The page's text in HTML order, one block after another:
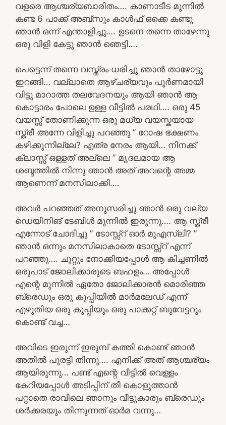
വളരെ ആശ്ചര്യബാരിതം…. കാണാടീട മുന്നിൽ
കണ്ട 6 പാക്ക് അബ്സും കാൾഫ് ഒക്കെ കണ്ടു
ഞാൻ ഒന്ന് എന്താളിച്ചു…. ഉടനെ തന്നെ താഴേന്നു
ഒരു വിളി കേട്ടു ഞാൻ ഞെട്ടി….
പെട്ടെന്ന് തന്നെ വസ്ത്രം ധരിച്ചു ഞാൻ താഴോട്ടു
ഇറങ്ങി… വല്ലാതെ ആഴ്ചര്യവും പൂർണമായി
വിട്ടു മാറാത്ത തലവേദനയും ആയി ഞാൻ ആ
കൊട്ടാരം പോലെ ഉള്ള വീട്ടിൽ പരഥി…. ഒരു 45
വയസ്സ് തോണിക്കുന്ന ഒരു മധ്യ വയസ്കയായ
സ്ത്രീ അന്നേ വിളിച്ചു പറഞ്ഞു ” റോഷ ഭക്ഷണം
കഴിക്കുന്നില്ലേ? എത്ര നേരം ആയി… നിനക്ക്
ക്ലാസ്സ്‌ ഒള്ളത് അല്ലെ ” മൃദലമായ ആ
ശബ്ദത്തിൽ നിന്നു ഞാൻ അത് അവന്റെ അമ്മ
ആണെന്ന് മനസിലാക്കി….
അവർ പറഞ്ഞത് അനുസരിച്ചു ഞാൻ ഒരു വല്യ
ഡെയിനിങ് ടേബിൾ മുന്നിൽ ഇരുന്നു…. ആ സ്ത്രീ
എന്നോട് ചോദിച്ചു ” ടോസ്സ്റ് ഓർ മുഎസ്‌ലി? ”
ഞാൻ ഒന്നും മനസിലാകാതെ ടോസ്സ്റ് എന്ന്
പറഞ്ഞു…. ചുറ്റും നോക്കിയപ്പോൾ ആ കിച്ചണിൽ
ഒരുപാട് ജോലിക്കാരുടെ ബഹളം… അപ്പോൾ
എന്റെ മുന്നിൽ ഏതോ ജോലിക്കാരൻ മൊരിഞ്ഞ
ബ്രെഡും ഒരു കുപ്പിയിൽ മാർമലേഡ് എന്ന്
എഴുതിയ ഒരു കുപ്പിയും ഒരു പാക്കറ്റ് ബുവേട്ടറും
കൊണ്ട് വച്ച…
അവിടെ ഇരുന്ന് ഇരുമ്പ് കത്തി കൊണ്ട് ഞാൻ
അതിൽ പുരട്ടി തിന്നു…. എനിക്ക് അത് ആശ്ചര്യം
ആയിരുന്നു… പണ്ട് എന്റെ വീട്ടിൽ വെള്ളം
കേറിയപ്പോൾ അടിപ്പിന് തീ കൊളുത്താൻ
പറ്റാതെ രാവിലെ ഞാനും വീട്ടുകാരും ബ്രെഡും
ശർക്കരയും തിന്നുന്നത് ഓർമ വന്നു…